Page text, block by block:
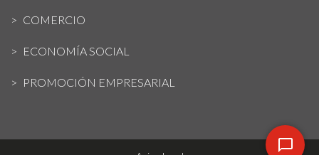
COMERCIO
ECONOMÍA SOCIAL
PROMOCIÓN EMPRESARIAL